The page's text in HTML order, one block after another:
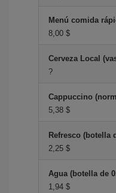
Menú comida
8,00 $
Cerveza Local
?
Cappuccino
5,38 $
Refresco (botella
2,25 $
Agua (botella de
1,94 $